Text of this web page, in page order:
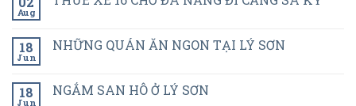
Aug
18
Jun
NHỮNG QUÁN ĂN NGON TẠI LÝ SƠN
18
Jun
NGẮM SAN HÔ Ở LÝ SƠN